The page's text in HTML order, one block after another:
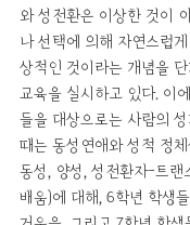
와 성전환은 이상한 것이
나 선택에 의해 자연스럽
상적인 것이라는 개념을
교육을 실시하고 있다. 이
들을 대상으로는 사람의
때는 동성연애와 성적 정
동성, 양성, 성전환자-트랜
배움)에 대해, 6학년 학생